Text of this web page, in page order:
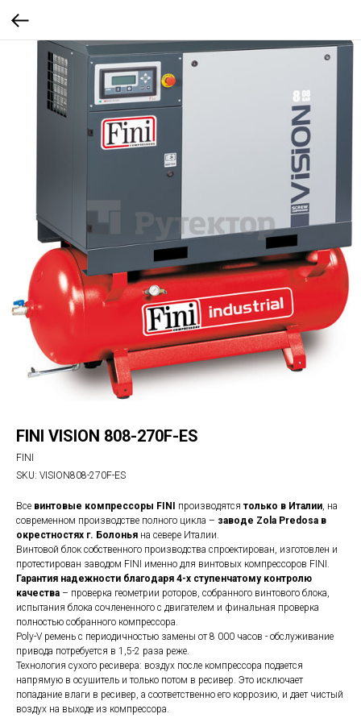
FINI VISION 808-270F-ES
FINI
SKU: VISION808-270F-ES
Все винтовые компрессоры FINI производятся только в Италии, на
современном производстве полного цикла – заводе Zola Predosa в
окрестностях г. Болонья на севере Италии.
Винтовой блок собственного производства спроектирован, изготовлен и
протестирован заводом FINI именно для винтовых компрессоров FINI.
Гарантия надежности благодаря 4-х ступенчатому контролю
качества – проверка геометрии роторов, собранного винтового блока,
испытания блока сочлененного с двигателем и финальная проверка
полностью собранного компрессора.
Poly-V ремень с периодичностью замены от 8 000 часов - обслуживание
привода потребуется в 1,5-2 раза реже.
Технология сухого ресивера: воздух после компрессора подается
напрямую в осушитель и только потом в ресивер. Это исключает
попадание влаги в ресивер, а соответственно его коррозию, и дает чистый
воздух на выходе из компрессора.